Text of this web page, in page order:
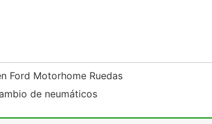
Ford Motorhome Ruedas
de neumáticos